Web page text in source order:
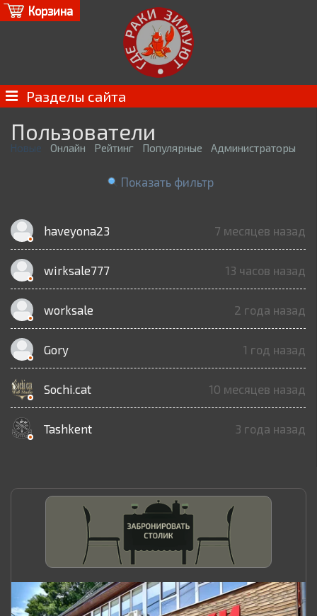
Корзина
Разделы сайта
Пользователи
Новые Онлайн Рейтинг Популярные Администраторы
Показать фильтр
haveyona23 7 месяцев назад
wirksale777 13 часов назад
worksale 2 года назад
Gory 1 год назад
Sochi.cat 10 месяцев назад
Tashkent 3 года назад